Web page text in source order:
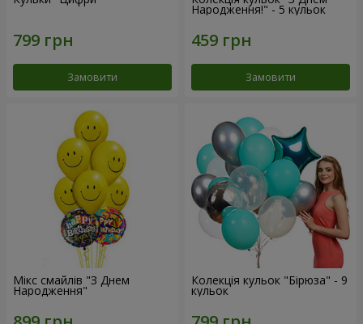
Замовити
Народження!" - 5 кульок
Замовити
Мікс смайлів "З Днем
Народження"
Колекція кульок "Бірюза" - 9
кульок